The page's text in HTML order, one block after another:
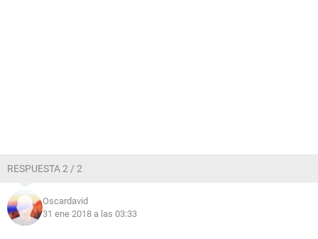
RESPUESTA 2 / 2
Oscardavid
31 ene 2018 a las 03:33